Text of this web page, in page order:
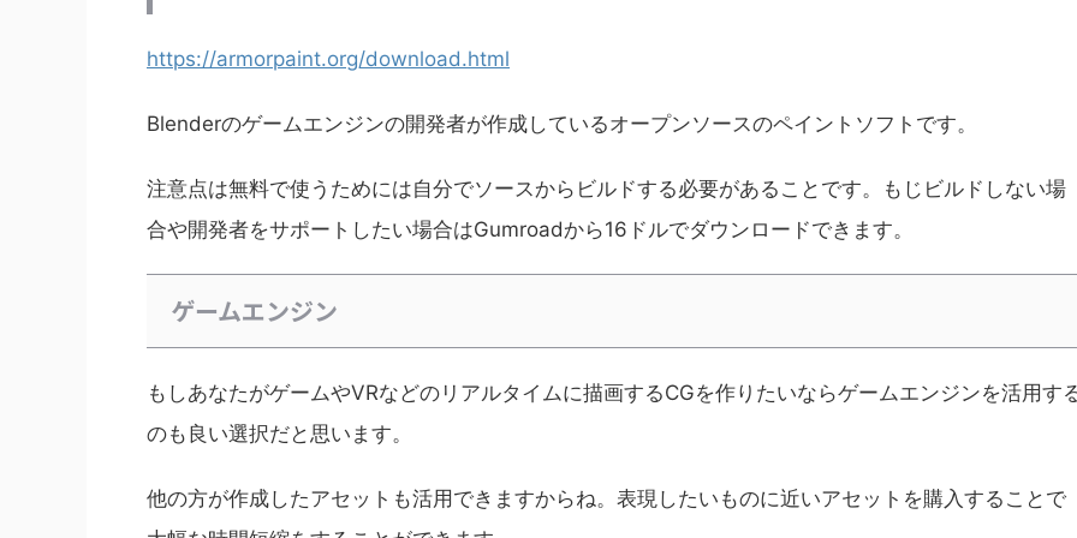
https://armorpaint.org/download.html
Blenderのゲームエンジンの開発者が作成しているオープンソースのペイントソフトです。
注意点は無料で使うためには自分でソースからビルドする必要があることです。もじビルドしない場
合や開発者をサポートしたい場合はGumroadから16ドルでダウンロードできます。
ゲームエンジン
もしあなたがゲームやVRなどのリアルタイムに描画するCGを作りたいならゲームエンジンを活用す
のも良い選択だと思います。
他の方が作成したアセットも活用できますからね。表現したいものに近いアセットを購入することで